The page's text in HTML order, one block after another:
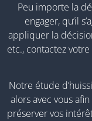
Peu importe la
engager, qu’il
appliquer la
etc., contactez
Notre étude
alors avec vous
préserver vos